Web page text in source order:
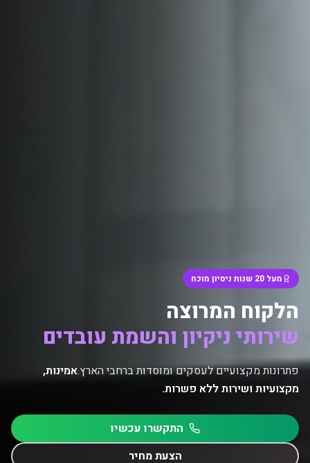
מעל 20 שנות ניסיון מוכח
הלקוח המרוצה
שירותי ניקיון והשמת עובדים
פתרונות מקצועיים לעסקים ומוסדות ברחבי הארץ.אמינות,
מקצועיות ושירות ללא פשרות.
התקשרו עכשיו
הצעת מחיר